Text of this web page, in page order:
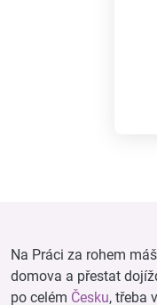
Na Práci za rohem
domova a přestat
po celém Česku, třeba